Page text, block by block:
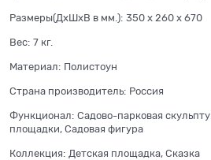
Размеры(ДхШхВ в мм.): 350 x 260 x 670
Вес: 7 кг.
Материал: Полистоун
Страна производитель: Россия
Функционал: Садово-парковая
площадки, Садовая фигура
Коллекция: Детская площадка, Сказка